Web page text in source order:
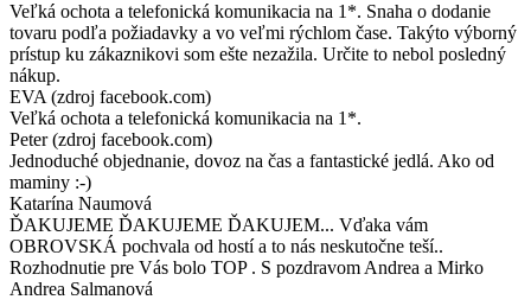
Veľká ochota a telefonická komunikacia na 1*. Snaha o dodanie
tovaru podľa požiadavky a vo veľmi rýchlom čase. Takýto výborný
prístup ku zákaznikovi som ešte nezažila. Určite to nebol posledný
nákup.
EVA (zdroj facebook.com)
Veľká ochota a telefonická komunikacia na 1*.
Peter (zdroj facebook.com)
Jednoduché objednanie, dovoz na čas a fantastické jedlá. Ako od
maminy :-)
Katarína Naumová
ĎAKUJEME ĎAKUJEME ĎAKUJEM... Vďaka vám
OBROVSKÁ pochvala od hostí a to nás neskutočne teší..
Rozhodnutie pre Vás bolo TOP . S pozdravom Andrea a Mirko
Andrea Salmanová